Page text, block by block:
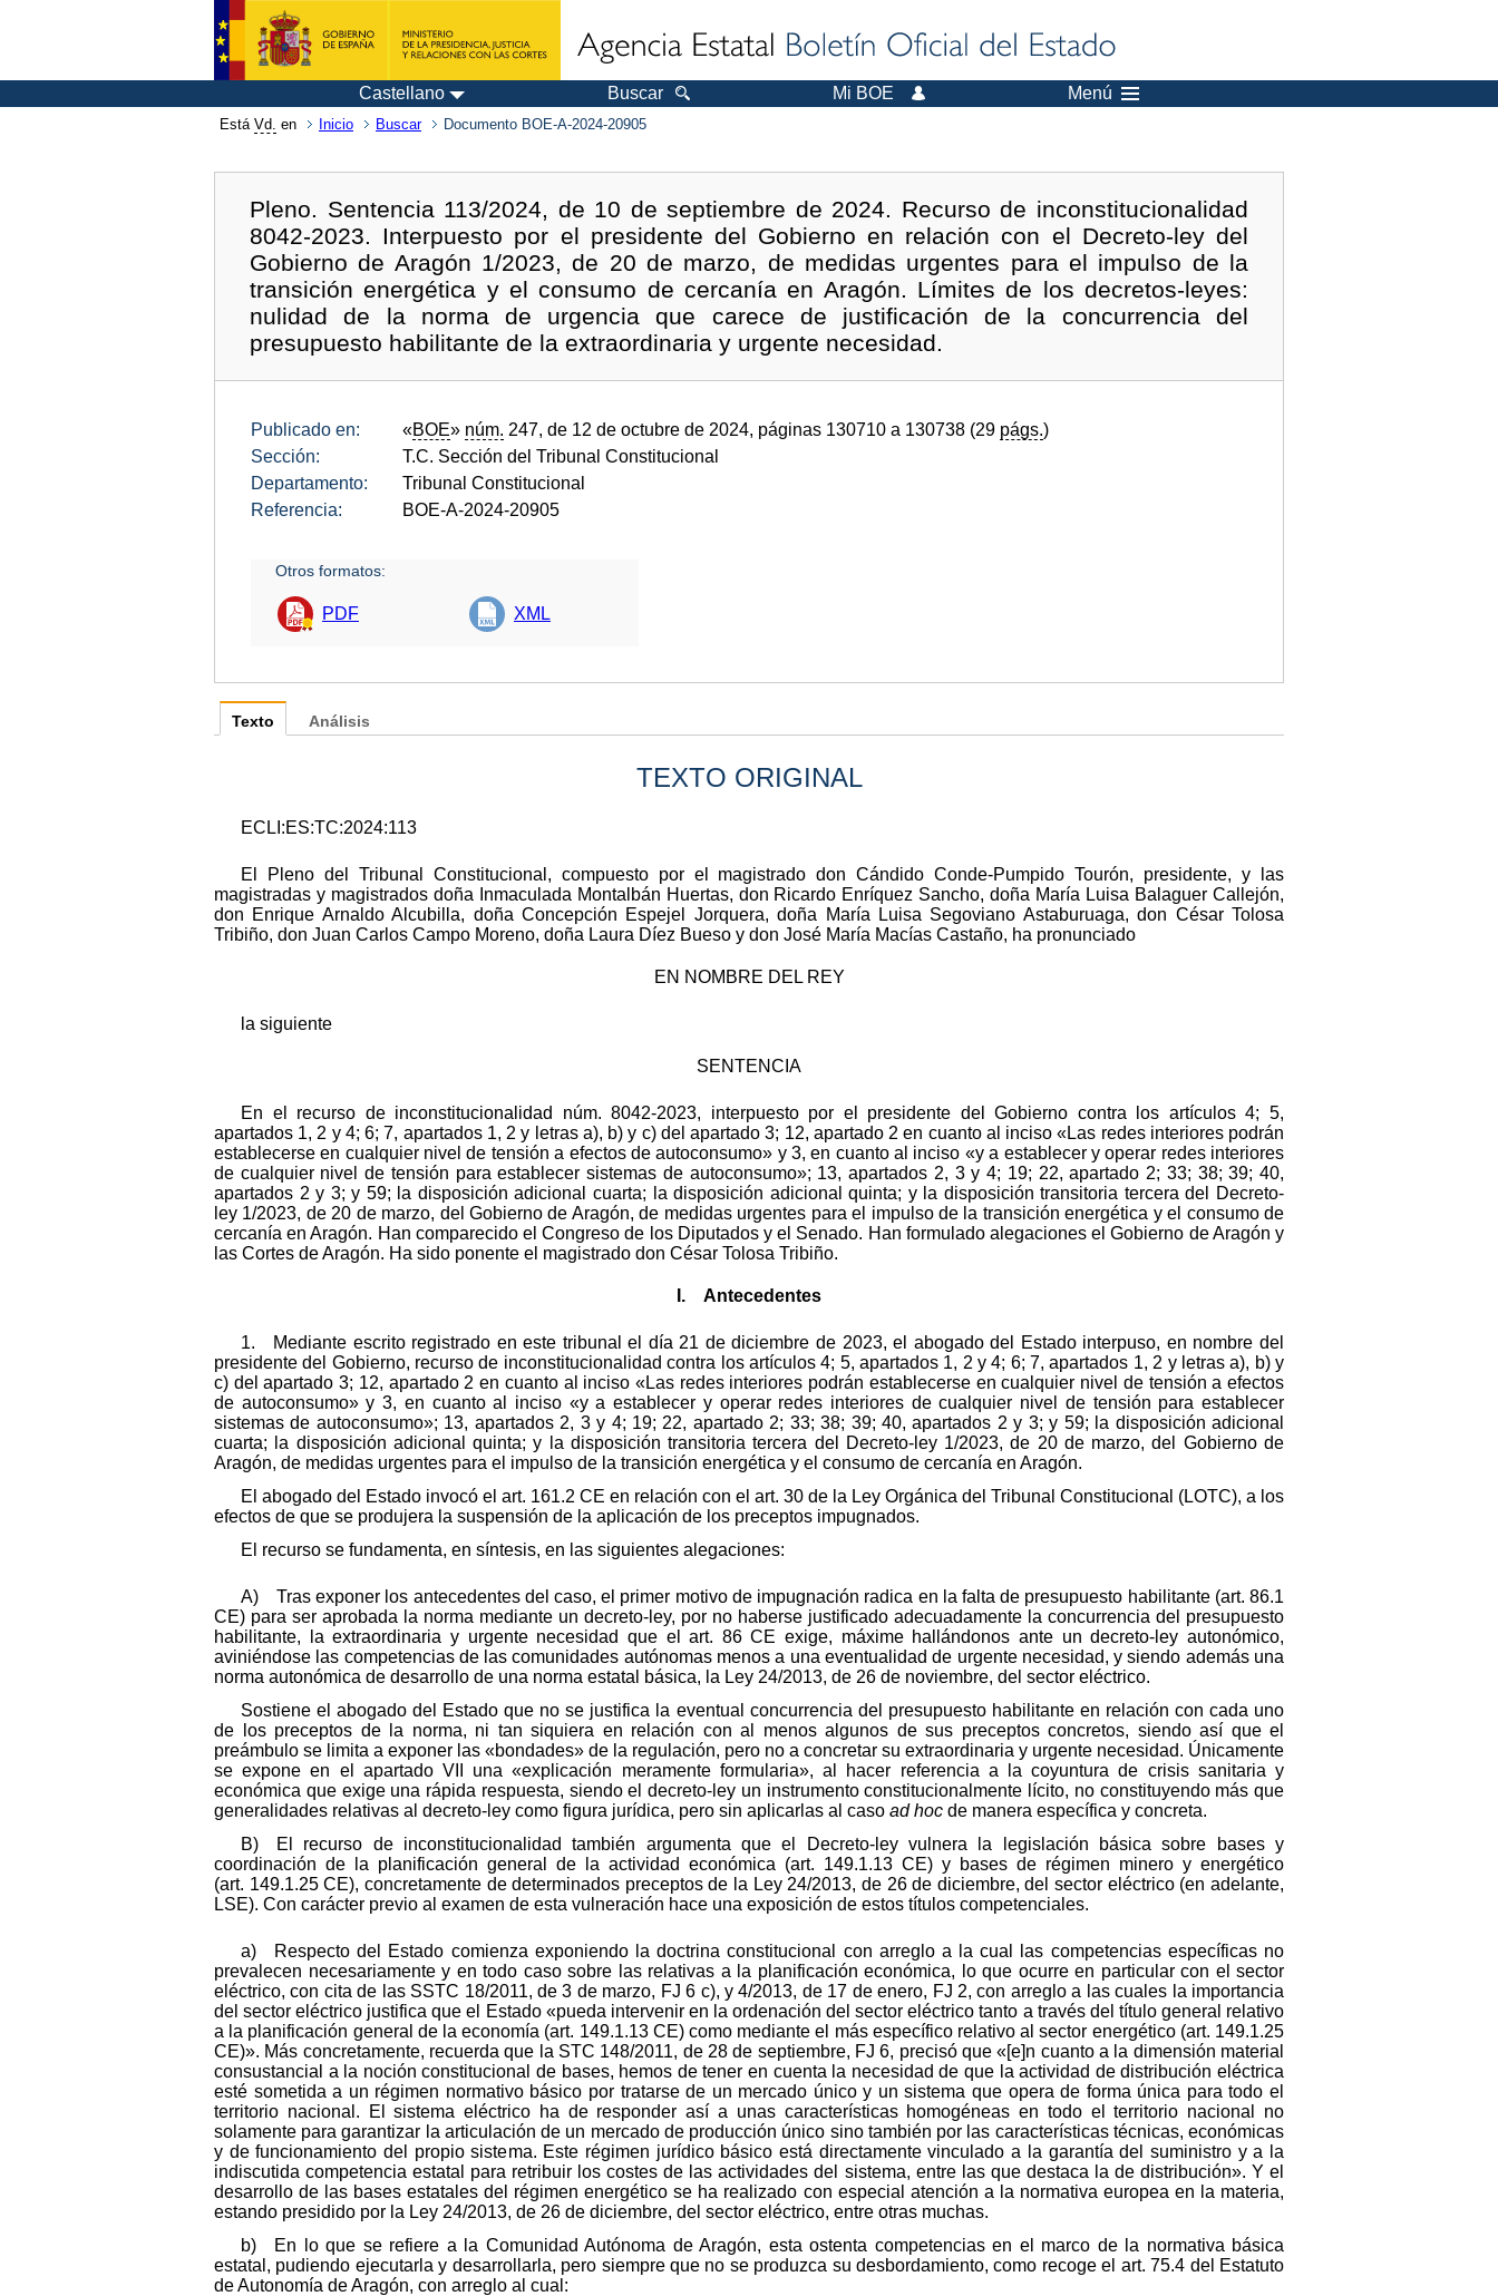
Castellano Buscar Mi BOE Menú
Está Vd. en Inicio Buscar Documento BOE-A-2024-20905
Pleno. Sentencia 113/2024, de 10 de septiembre de 2024. Recurso de inconstitucionalidad
8042-2023. Interpuesto por el presidente del Gobierno en relación con el Decreto-ley del
Gobierno de Aragón 1/2023, de 20 de marzo, de medidas urgentes para el impulso de la
transición energética y el consumo de cercanía en Aragón. Límites de los decretos-leyes:
nulidad de la norma de urgencia que carece de justificación de la concurrencia del
presupuesto habilitante de la extraordinaria y urgente necesidad.
Publicado en: «BOE» núm. 247, de 12 de octubre de 2024, páginas 130710 a 130738 (29 págs.)
Sección:
T.C. Sección del Tribunal Constitucional
Departamento:
Tribunal Constitucional
Referencia:
BOE-A-2024-20905
Otros formatos:
PDF XML
Texto
TEXTO ORIGINAL
ECLI:ES:TC:2024:113
El Pleno del Tribunal Constitucional, compuesto por el magistrado don Cándido Conde-Pumpido Tourón, presidente, y las
magistradas y magistrados doña Inmaculada Montalbán Huertas, don Ricardo Enríquez Sancho, doña María Luisa Balaguer Callejón,
don Enrique Arnaldo Alcubilla, doña Concepción Espejel Jorquera, doña María Luisa Segoviano Astaburuaga, don César Tolosa
Tribiño, don Juan Carlos Campo Moreno, doña Laura Díez Bueso y don José María Macías Castaño, ha pronunciado
EN NOMBRE DEL REY
la siguiente
SENTENCIA
En el recurso de inconstitucionalidad núm. 8042-2023, interpuesto por el presidente del Gobierno contra los artículos 4; 5,
apartados 1, 2 y 4; 6; 7, apartados 1, 2 y letras a), b) y c) del apartado 3; 12, apartado 2 en cuanto al inciso «Las redes interiores podrán
establecerse en cualquier nivel de tensión a efectos de autoconsumo» y 3, en cuanto al inciso «y a establecer y operar redes interiores
de cualquier nivel de tensión para establecer sistemas de autoconsumo»; 13, apartados 2, 3 y 4; 19; 22, apartado 2; 33; 38; 39; 40,
apartados 2 y 3; y 59; la disposición adicional cuarta; la disposición adicional quinta; y la disposición transitoria tercera del Decreto-
ley 1/2023, de 20 de marzo, del Gobierno de Aragón, de medidas urgentes para el impulso de la transición energética y el consumo de
cercanía en Aragón. Han comparecido el Congreso de los Diputados y el Senado. Han formulado alegaciones el Gobierno de Aragón y
las Cortes de Aragón. Ha sido ponente el magistrado don César Tolosa Tribiño.
I. Antecedentes
1. Mediante escrito registrado en este tribunal el día 21 de diciembre de 2023, el abogado del Estado interpuso, en nombre del
presidente del Gobierno, recurso de inconstitucionalidad contra los artículos 4; 5, apartados 1, 2 y 4; 6; 7, apartados 1, 2 y letras a), b) y
c) del apartado 3; 12, apartado 2 en cuanto al inciso «Las redes interiores podrán establecerse en cualquier nivel de tensión a efectos
de autoconsumo» y 3, en cuanto al inciso «y a establecer y operar redes interiores de cualquier nivel de tensión para establecer
sistemas de autoconsumo»; 13, apartados 2, 3 y 4; 19; 22, apartado 2; 33; 38; 39; 40, apartados 2 y 3; y 59; la disposición adicional
cuarta; la disposición adicional quinta; y la disposición transitoria tercera del Decreto-ley 1/2023, de 20 de marzo, del Gobierno de
Aragón, de medidas urgentes para el impulso de la transición energética y el consumo de cercanía en Aragón.
El abogado del Estado invocó el art. 161.2 CE en relación con el art. 30 de la Ley Orgánica del Tribunal Constitucional (LOTC), a los
efectos de que se produjera la suspensión de la aplicación de los preceptos impugnados.
El recurso se fundamenta, en síntesis, en las siguientes alegaciones:
A) Tras exponer los antecedentes del caso, el primer motivo de impugnación radica en la falta de presupuesto habilitante (art. 86.1
CE) para ser aprobada la norma mediante un decreto-ley, por no haberse justificado adecuadamente la concurrencia del presupuesto
habilitante, la extraordinaria y urgente necesidad que el art. 86 CE exige, máxime hallándonos ante un decreto-ley autonómico,
aviniéndose las competencias de las comunidades autónomas menos a una eventualidad de urgente necesidad, y siendo además una
norma autonómica de desarrollo de una norma estatal básica, la Ley 24/2013, de 26 de noviembre, del sector eléctrico.
Sostiene el abogado del Estado que no se justifica la eventual concurrencia del presupuesto habilitante en relación con cada uno
de los preceptos de la norma, ni tan siquiera en relación con al menos algunos de sus preceptos concretos, siendo así que el
preámbulo se limita a exponer las «bondades» de la regulación, pero no a concretar su extraordinaria y urgente necesidad. Únicamente
se expone en el apartado VII una «explicación meramente formularia», al hacer referencia a la coyuntura de crisis sanitaria y
económica que exige una rápida respuesta, siendo el decreto-ley un instrumento constitucionalmente lícito, no constituyendo más que
generalidades relativas al decreto-ley como figura jurídica, pero sin aplicarlas al caso ad hoc de manera específica y concreta.
B) El recurso de inconstitucionalidad también argumenta que el Decreto-ley vulnera la legislación básica sobre bases y
coordinación de la planificación general de la actividad económica (art. 149.1.13 CE) y bases de régimen minero y energético
(art. 149.1.25 CE), concretamente de determinados preceptos de la Ley 24/2013, de 26 de diciembre, del sector eléctrico (en adelante,
LSE). Con carácter previo al examen de esta vulneración hace una exposición de estos títulos competenciales.
a) Respecto del Estado comienza exponiendo la doctrina constitucional con arreglo a la cual las competencias específicas no
prevalecen necesariamente y en todo caso sobre las relativas a la planificación económica, lo que ocurre en particular con el sector
eléctrico, con cita de las SSTC 18/2011, de 3 de marzo, FJ 6 c), y 4/2013, de 17 de enero, FJ 2, con arreglo a las cuales la importancia
del sector eléctrico justifica que el Estado «pueda intervenir en la ordenación del sector eléctrico tanto a través del título general relativo
a la planificación general de la economía (art. 149.1.13 CE) como mediante el más específico relativo al sector energético (art. 149.1.25
CE)». Más concretamente, recuerda que la STC 148/2011, de 28 de septiembre, FJ 6, precisó que «[e]n cuanto a la dimensión material
consustancial a la noción constitucional de bases, hemos de tener en cuenta la necesidad de que la actividad de distribución eléctrica
esté sometida a un régimen normativo básico por tratarse de un mercado único y un sistema que opera de forma única para todo el
territorio nacional. El sistema eléctrico ha de responder así a unas características homogéneas en todo el territorio nacional no
solamente para garantizar la articulación de un mercado de producción único sino también por las características técnicas, económicas
y de funcionamiento del propio sistema. Este régimen jurídico básico está directamente vinculado a la garantía del suministro y a la
indiscutida competencia estatal para retribuir los costes de las actividades del sistema, entre las que destaca la de distribución». Y el
desarrollo de las bases estatales del régimen energético se ha realizado con especial atención a la normativa europea en la materia,
estando presidido por la Ley 24/2013, de 26 de diciembre, del sector eléctrico, entre otras muchas.
b) En lo que se refiere a la Comunidad Autónoma de Aragón, esta ostenta competencias en el marco de la normativa básica
estatal, pudiendo ejecutarla y desarrollarla, pero siempre que no se produzca su desbordamiento, como recoge el art. 75.4 del Estatuto
de Autonomía de Aragón, con arreglo al cual:
Análisis